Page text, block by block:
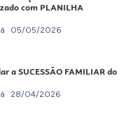
com PLANILHA
05/05/2026
a SUCESSÃO FAMILIAR do
28/04/2026